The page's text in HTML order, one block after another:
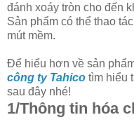
đánh xoáy tròn cho đến
Sản phẩm có thể thao
mút mềm.
Để hiểu hơn về sản
công ty Tahico tìm hiểu
sau đây nhé!
1/Thông tin hóa